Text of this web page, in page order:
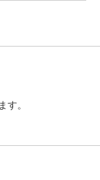
す。